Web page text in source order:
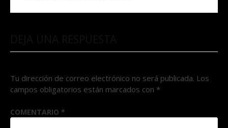
Tu dirección de correo electrónico no será publicada. Los
campos obligatorios están marcados con *
COMENTARIO *